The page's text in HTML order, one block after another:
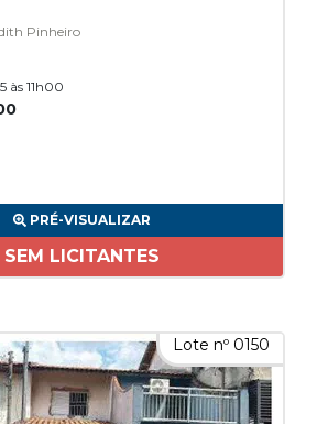
Pinheiro
às 11h00
PRÉ-VISUALIZAR
SEM LICITANTES
Lote nº 0150